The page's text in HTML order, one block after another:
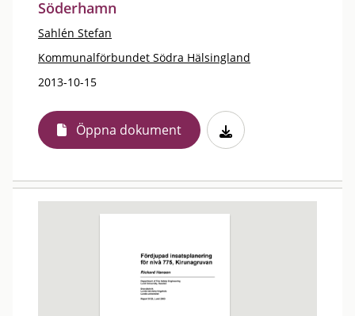
Söderhamn
Sahlén Stefan
Kommunalförbundet Södra Hälsingland
2013-10-15
Öppna dokument